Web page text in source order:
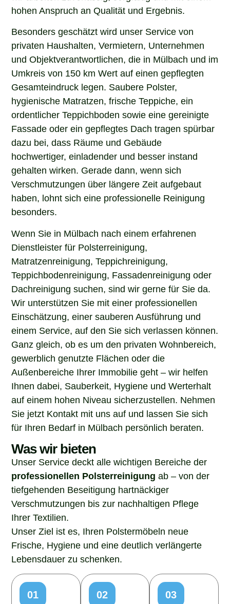
hohen Anspruch an Qualität und Ergebnis.
Besonders geschätzt wird unser Service von
privaten Haushalten, Vermietern, Unternehmen
und Objektverantwortlichen, die in Mülbach und im
Umkreis von 150 km Wert auf einen gepflegten
Gesamteindruck legen. Saubere Polster,
hygienische Matratzen, frische Teppiche, ein
ordentlicher Teppichboden sowie eine gereinigte
Fassade oder ein gepflegtes Dach tragen spürbar
dazu bei, dass Räume und Gebäude
hochwertiger, einladender und besser instand
gehalten wirken. Gerade dann, wenn sich
Verschmutzungen über längere Zeit aufgebaut
haben, lohnt sich eine professionelle Reinigung
besonders.
Wenn Sie in Mülbach nach einem erfahrenen
Dienstleister für Polsterreinigung,
Matratzenreinigung, Teppichreinigung,
Teppichbodenreinigung, Fassadenreinigung oder
Dachreinigung suchen, sind wir gerne für Sie da.
Wir unterstützen Sie mit einer professionellen
Einschätzung, einer sauberen Ausführung und
einem Service, auf den Sie sich verlassen können.
Ganz gleich, ob es um den privaten Wohnbereich,
gewerblich genutzte Flächen oder die
Außenbereiche Ihrer Immobilie geht – wir helfen
Ihnen dabei, Sauberkeit, Hygiene und Werterhalt
auf einem hohen Niveau sicherzustellen. Nehmen
Sie jetzt Kontakt mit uns auf und lassen Sie sich
für Ihren Bedarf in Mülbach persönlich beraten.
Was wir bieten
Unser Service deckt alle wichtigen Bereiche der
professionellen Polsterreinigung ab – von der
tiefgehenden Beseitigung hartnäckiger
Verschmutzungen bis zur nachhaltigen Pflege
Ihrer Textilien.
Unser Ziel ist es, Ihren Polstermöbeln neue
Frische, Hygiene und eine deutlich verlängerte
Lebensdauer zu schenken.
01
02
03